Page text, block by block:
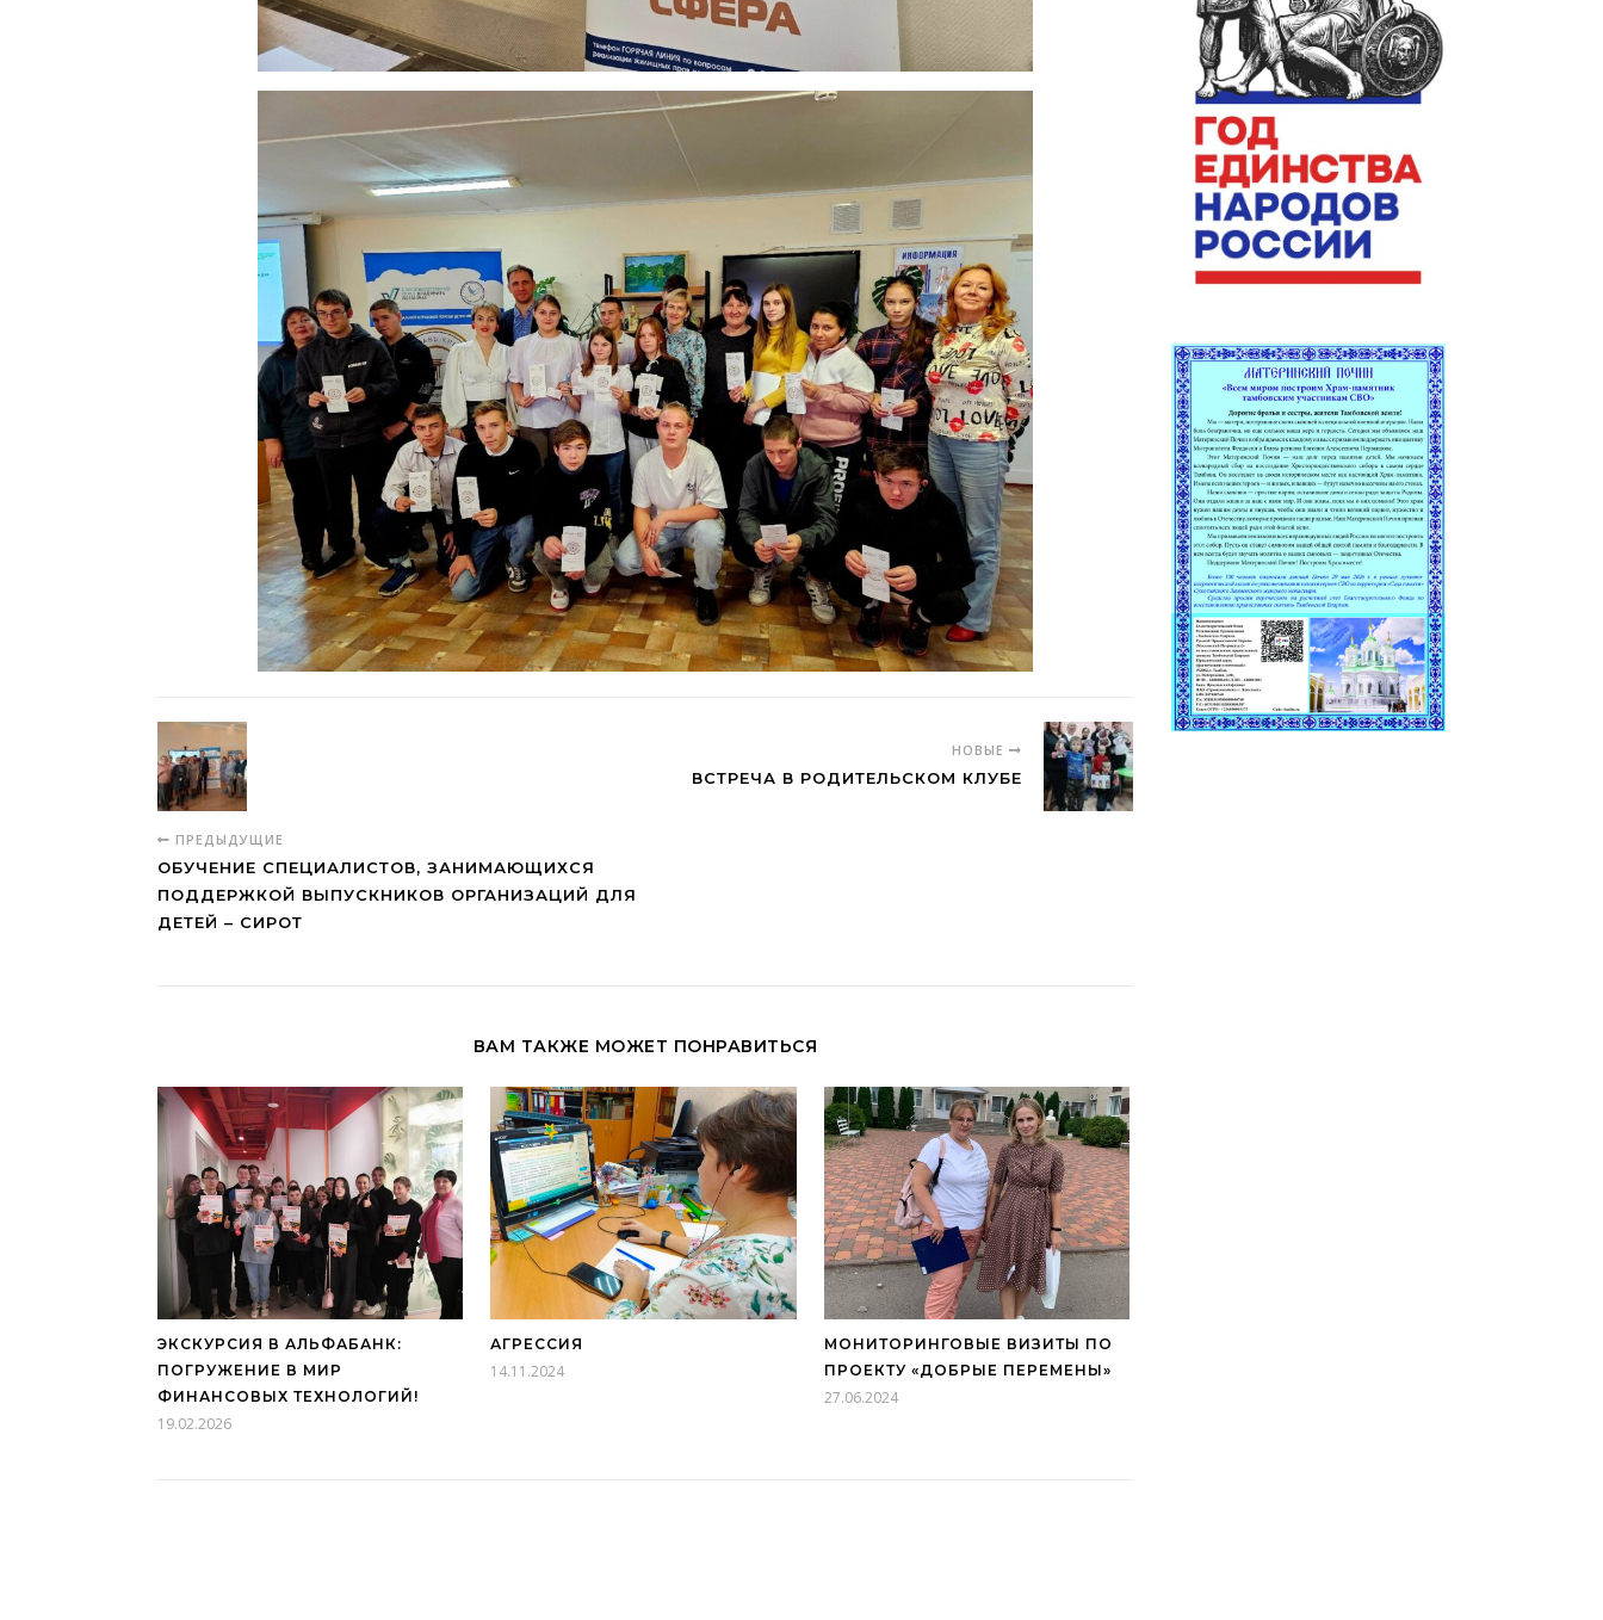
ПРЕДЫДУЩИЕ
ОБУЧЕНИЕ СПЕЦИАЛИСТОВ, ЗАНИМАЮЩИХСЯ
ПОДДЕРЖКОЙ ВЫПУСКНИКОВ ОРГАНИЗАЦИЙ ДЛЯ
ДЕТЕЙ – СИРОТ
НОВЫЕ
ВСТРЕЧА В РОДИТЕЛЬСКОМ КЛУБЕ
ВАМ ТАКЖЕ МОЖЕТ ПОНРАВИТЬСЯ
ЭКСКУРСИЯ В АЛЬФАБАНК:
ПОГРУЖЕНИЕ В МИР
ФИНАНСОВЫХ ТЕХНОЛОГИЙ!
19.02.2026
АГРЕССИЯ
14.11.2024
МОНИТОРИНГОВЫЕ ВИЗИТЫ ПО
ПРОЕКТУ «ДОБРЫЕ ПЕРЕМЕНЫ»
27.06.2024